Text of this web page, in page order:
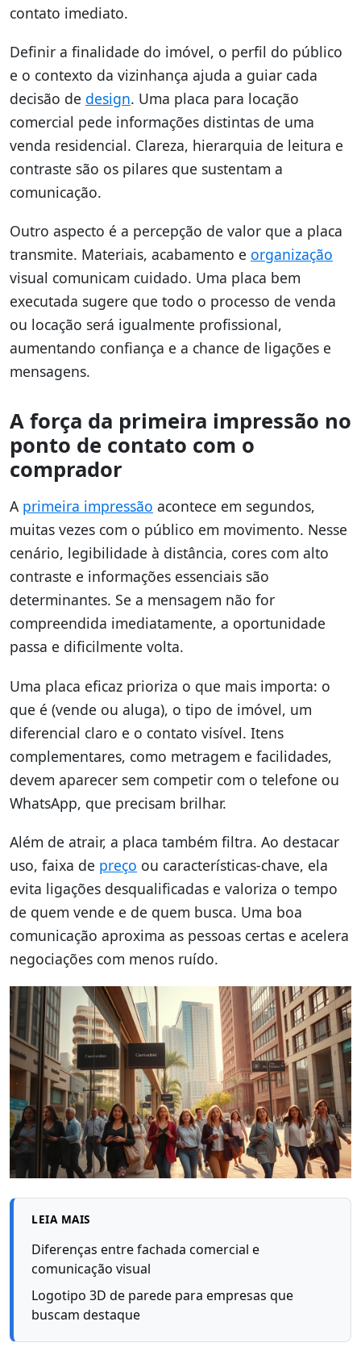
contato imediato.
Definir a finalidade do imóvel, o perfil do público
e o contexto da vizinhança ajuda a guiar cada
decisão de design. Uma placa para locação
comercial pede informações distintas de uma
venda residencial. Clareza, hierarquia de leitura e
contraste são os pilares que sustentam a
comunicação.
Outro aspecto é a percepção de valor que a placa
transmite. Materiais, acabamento e organização
visual comunicam cuidado. Uma placa bem
executada sugere que todo o processo de venda
ou locação será igualmente profissional,
aumentando confiança e a chance de ligações e
mensagens.
A força da primeira impressão no
ponto de contato com o
comprador
A primeira impressão acontece em segundos,
muitas vezes com o público em movimento. Nesse
cenário, legibilidade à distância, cores com alto
contraste e informações essenciais são
determinantes. Se a mensagem não for
compreendida imediatamente, a oportunidade
passa e dificilmente volta.
Uma placa eficaz prioriza o que mais importa: o
que é (vende ou aluga), o tipo de imóvel, um
diferencial claro e o contato visível. Itens
complementares, como metragem e facilidades,
devem aparecer sem competir com o telefone ou
WhatsApp, que precisam brilhar.
Além de atrair, a placa também filtra. Ao destacar
uso, faixa de preço ou características-chave, ela
evita ligações desqualificadas e valoriza o tempo
de quem vende e de quem busca. Uma boa
comunicação aproxima as pessoas certas e acelera
negociações com menos ruído.
LEIA MAIS
Diferenças entre fachada comercial e
comunicação visual
Logotipo 3D de parede para empresas que
buscam destaque